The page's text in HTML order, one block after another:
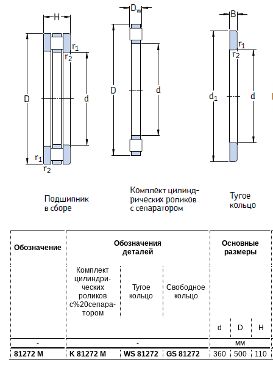
Обозначение
Обозначения
деталей
Основные
размеры
Комплект
цилиндри-
ческих
роликов
с%20сепара-
тором
Тугое
кольцо
Свободное
кольцо
d D
H
-
-
мм
81272 M
K 81272 M WS 81272 GS 81272 360 500 110